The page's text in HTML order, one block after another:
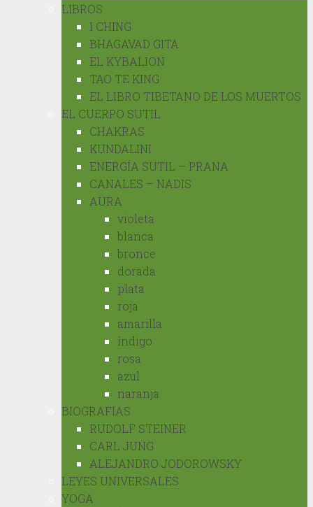
LIBROS
I CHING
BHAGAVAD GITA
EL KYBALION
TAO TE KING
EL LIBRO TIBETANO DE LOS MUERTOS
EL CUERPO SUTIL
CHAKRAS
KUNDALINI
ENERGÍA SUTIL – PRANA
CANALES – NADIS
AURA
violeta
blanca
bronce
dorada
plata
roja
amarilla
índigo
rosa
azul
naranja
BIOGRAFIAS
RUDOLF STEINER
CARL JUNG
ALEJANDRO JODOROWSKY
LEYES UNIVERSALES
YOGA